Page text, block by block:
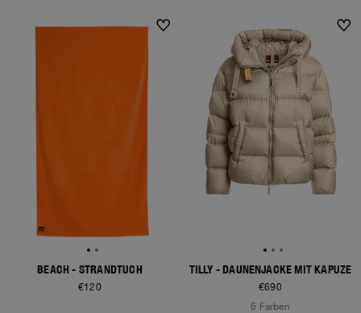
BEACH - STRANDTUCH
€120
NEW ARRIVALS
TILLY - DAUNENJACKE MIT KAPUZE
€690
6 Farben